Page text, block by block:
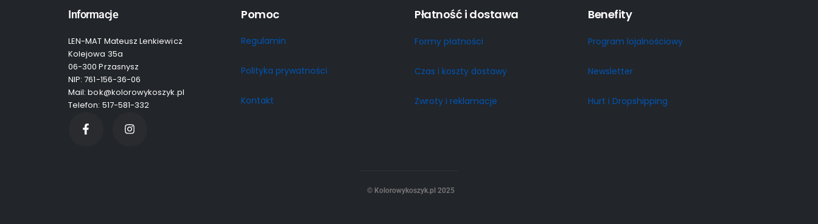
Informacje
LEN-MAT Mateusz Lenkiewicz
Kolejowa 35a
06-300 Przasnysz
NIP: 761-156-36-06
Mail: bok@kolorowykoszyk.pl
Telefon: 517-581-332
Pomoc
Regulamin
Polityka prywatności
Kontakt
Płatność i dostawa
Formy płatności
Czas i koszty dostawy
Zwroty i reklamacje
Benefity
Program lojalnościowy
Newsletter
Hurt i Dropshipping
© Kolorowykoszyk.pl 2025